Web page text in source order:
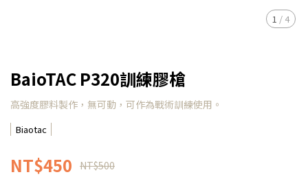
1 / 4
BaioTAC P320訓練膠槍
高強度膠料製作，無可動，可作為戰術訓練使用。
Biaotac
NT$450 NT$500